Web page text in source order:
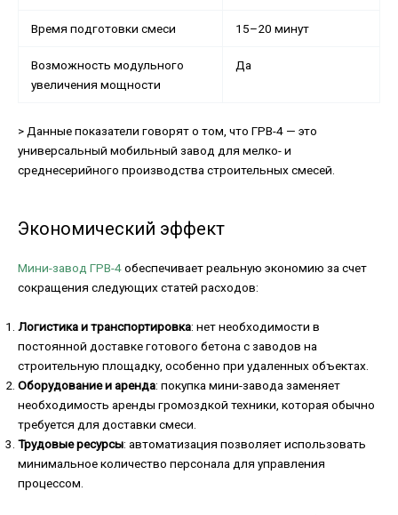
Время подготовки смеси 15–20 минут
Возможность модульного
увеличения мощности
Да
> Данные показатели говорят о том, что ГРВ-4 — это
универсальный мобильный завод для мелко- и
среднесерийного производства строительных смесей.
Экономический эффект
Мини-завод ГРВ-4обеспечивает реальную экономию за счет
сокращения следующих статей расходов:
Логистика и транспортировка: нет необходимости в
постоянной доставке готового бетона с заводов на
строительную площадку, особенно при удаленных объектах.
Оборудование и аренда: покупка мини-завода заменяет
необходимость аренды громоздкой техники, которая обычно
требуется для доставки смеси.
Трудовые ресурсы: автоматизация позволяет использовать
минимальное количество персонала для управления
процессом.